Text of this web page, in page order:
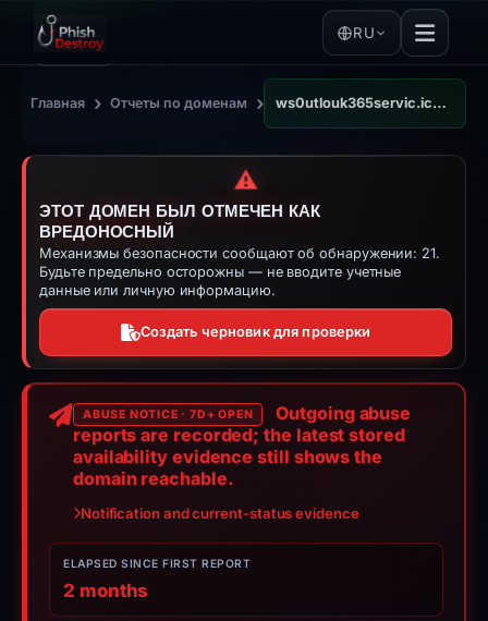
RU
Главная › Отчеты по доменам › ws0utlouk365servic.iceiy.com
⚠️
ЭТОТ ДОМЕН БЫЛ ОТМЕЧЕН КАК
ВРЕДОНОСНЫЙ
Механизмы безопасности сообщают об обнаружении: 21.
Будьте предельно осторожны — не вводите учетные
данные или личную информацию.
Создать черновик для проверки
ABUSE NOTICE · 7D+ OPEN
Outgoing abuse
reports are recorded; the latest stored
availability evidence still shows the
domain reachable.
Notification and current-status evidence
ELAPSED SINCE FIRST REPORT
2 months